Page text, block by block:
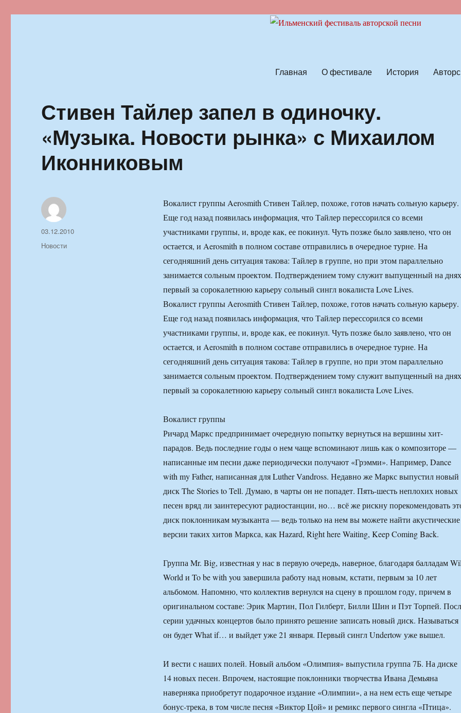
Главная О фестивале История
Стивен Тайлер запел в одиночку.
«Музыка. Новости рынка» с Михаилом
Иконниковым
Вокалист группы Aerosmith Стивен Тайлер, похоже, готов начать сольную карьеру.
Еще год назад появилась информация, что Тайлер перессорился со всеми
участниками группы, и, вроде как, ее покинул. Чуть позже было заявлено, что он
остается, и Aerosmith в полном составе отправились в очередное турне. На
сегодняшний день ситуация такова: Тайлер в группе, но при этом параллельно
занимается сольным проектом. Подтверждением тому служит выпущенный на днях
первый за сорокалетнюю карьеру сольный сингл вокалиста Love Lives.
Вокалист группы Aerosmith Стивен Тайлер, похоже, готов начать сольную карьеру.
Еще год назад появилась информация, что Тайлер перессорился со всеми
участниками группы, и, вроде как, ее покинул. Чуть позже было заявлено, что он
остается, и Aerosmith в полном составе отправились в очередное турне. На
сегодняшний день ситуация такова: Тайлер в группе, но при этом параллельно
занимается сольным проектом. Подтверждением тому служит выпущенный на днях
первый за сорокалетнюю карьеру сольный сингл вокалиста Love Lives.
Вокалист группы
Ричард Маркс предпринимает очередную попытку вернуться на вершины хит-
парадов. Ведь последние годы о нем чаще вспоминают лишь как о композиторе —
написанные им песни даже периодически получают «Грэмми». Например, Dance
with my Father, написанная для Luther Vandross. Недавно же Маркс выпустил новый
диск The Stories to Tell. Думаю, в чарты он не попадет. Пять-шесть неплохих новых
песен вряд ли заинтересуют радиостанции, но… всё же рискну порекомендовать
диск поклонникам музыканта — ведь только на нем вы можете найти акустические
версии таких хитов Маркса, как Hazard, Right here Waiting, Keep Coming Back.
Группа Mr. Big, известная у нас в первую очередь, наверное, благодаря балладам
World и To be with you завершила работу над новым, кстати, первым за 10 лет
альбомом. Напомню, что коллектив вернулся на сцену в прошлом году, причем в
оригинальном составе: Эрик Мартин, Пол Гилберт, Билли Шин и Пэт Торпей.
серии удачных концертов было принято решение записать новый диск. Называться
он будет What if… и выйдет уже 21 января. Первый сингл Undertow уже вышел.
И вести с наших полей. Новый альбом «Олимпия» выпустила группа 7Б. На диске
14 новых песен. Впрочем, настоящие поклонники творчества Ивана Демьяна
наверняка приобретут подарочное издание «Олимпии», а на нем есть еще четыре
бонус-трека, в том числе песня «Виктор Цой» и ремикс первого сингла «Птица».
Автор
Опубликовано
03.12.2010
Рубрики
Новости